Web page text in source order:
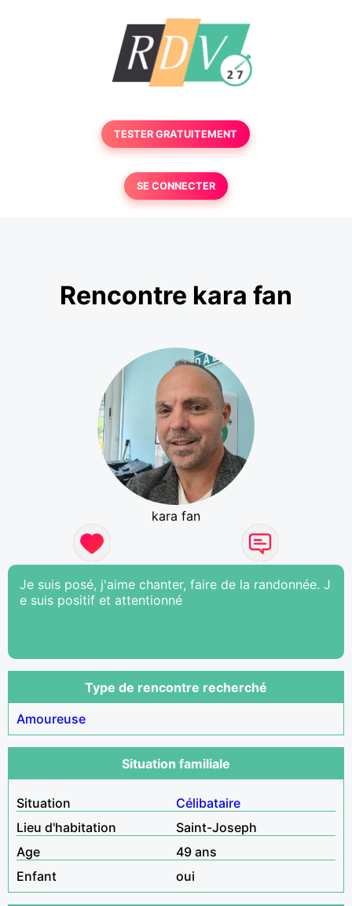
TESTER GRATUITEMENT
SE CONNECTER
Rencontre kara fan
kara fan
Je suis posé, j'aime chanter, faire de la randonnée. J
e suis positif et attentionné
Type de rencontre recherché
Amoureuse
Situation familiale
Situation
Célibataire
Lieu d'habitation
Saint-Joseph
Age
49 ans
Enfant
oui